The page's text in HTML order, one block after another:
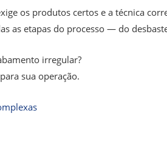
os produtos certos e a técnica
as etapas do processo — do
irregular?
sua operação.